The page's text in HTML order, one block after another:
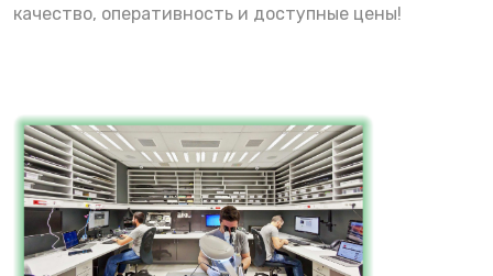
качество, оперативность и доступные цены!